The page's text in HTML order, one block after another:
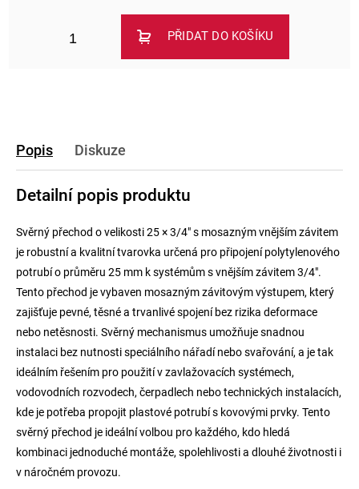
PŘIDAT DO KOŠÍKU
Popis Diskuze
Detailní popis produktu
Svěrný přechod o velikosti 25 × 3/4" s mosazným vnějším závitem
je robustní a kvalitní tvarovka určená pro připojení polytylenového
potrubí o průměru 25 mm k systémům s vnějším závitem 3/4".
Tento přechod je vybaven mosazným závitovým výstupem, který
zajišťuje pevné, těsné a trvanlivé spojení bez rizika deformace
nebo netěsnosti. Svěrný mechanismus umožňuje snadnou
instalaci bez nutnosti speciálního nářadí nebo svařování, a je tak
ideálním řešením pro použití v zavlažovacích systémech,
vodovodních rozvodech, čerpadlech nebo technických instalacích,
kde je potřeba propojit plastové potrubí s kovovými prvky. Tento
svěrný přechod je ideální volbou pro každého, kdo hledá
kombinaci jednoduché montáže, spolehlivosti a dlouhé životnosti i
v náročném provozu.